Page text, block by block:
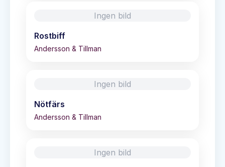
Ingen bild
Rostbiff
Andersson & Tillman
Ingen bild
Nötfärs
Andersson & Tillman
Ingen bild